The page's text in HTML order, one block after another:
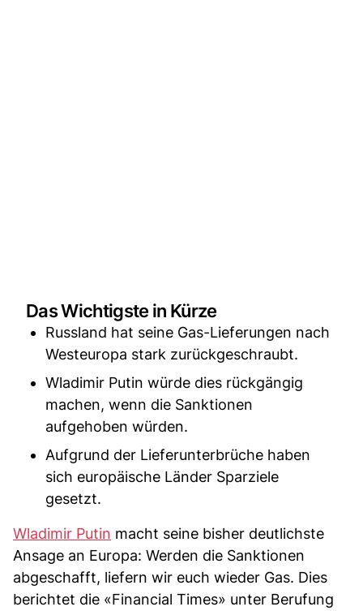
Das Wichtigste in Kürze
Russland hat seine Gas-Lieferungen nach
Westeuropa stark zurückgeschraubt.
Wladimir Putin würde dies rückgängig
machen, wenn die Sanktionen
aufgehoben würden.
Aufgrund der Lieferunterbrüche haben
sich europäische Länder Sparziele
gesetzt.
Wladimir Putin macht seine bisher deutlichste
Ansage an Europa: Werden die Sanktionen
abgeschafft, liefern wir euch wieder Gas. Dies
berichtet die «Financial Times» unter Berufung